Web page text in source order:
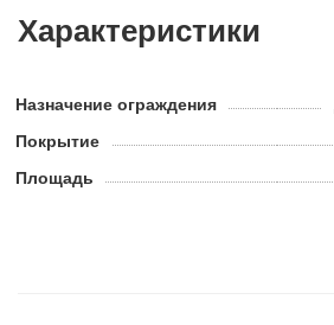
Характеристики
Назначение ограждения
Покрытие
Площадь